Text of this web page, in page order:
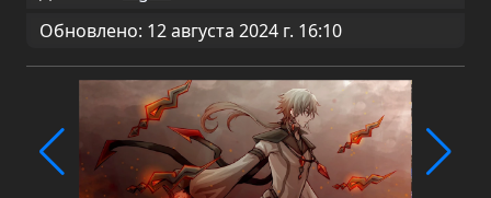
Обновлено: 12 августа 2024 г. 16:10